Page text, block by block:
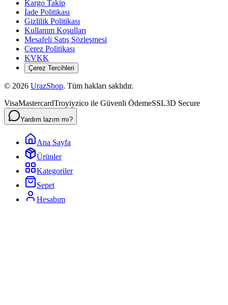
Kargo Takip
İade Politikası
Gizlilik Politikası
Kullanım Koşulları
Mesafeli Satış Sözleşmesi
Çerez Politikası
KVKK
Çerez Tercihleri
© 2026 UrazShop. Tüm hakları saklıdır.
VisaMastercardTroyiyzico ile Güvenli ÖdemeSSL3D Secure
Yardım lazım mı?
Ana Sayfa
Ürünler
Kategoriler
Sepet
Hesabım